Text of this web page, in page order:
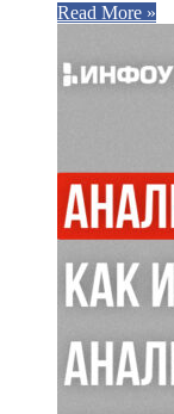
Read More »